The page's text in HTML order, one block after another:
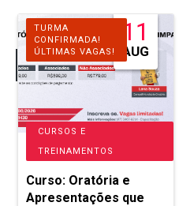
TURMA
CONFIRMADA!
ÚLTIMAS VAGAS!
11
AUG
CURSOS E
TREINAMENTOS
Curso: Oratória e
Apresentações que